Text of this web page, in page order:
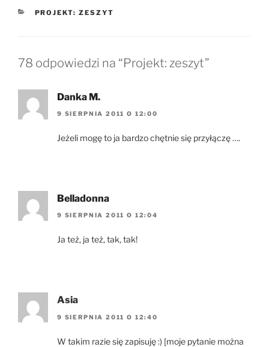
KATEGORIE
PROJEKT: ZESZYT
78 odpowiedzi na “Projekt: zeszyt”
Danka M.
9 SIERPNIA 2011 O 12:00
Jeżeli mogę to ja bardzo chętnie się przyłączę ….
Belladonna
9 SIERPNIA 2011 O 12:04
Ja też, ja też, tak, tak!
Asia
9 SIERPNIA 2011 O 12:40
W takim razie się zapisuję :) [moje pytanie można